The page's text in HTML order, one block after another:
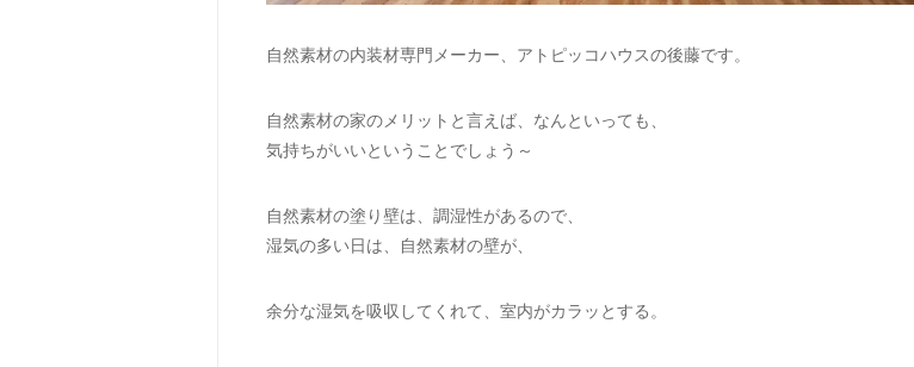
自然素材の内装材専門メーカー、アトピッコハウスの後藤です。
自然素材の家のメリットと言えば、なんといっても、
気持ちがいいということでしょう～
自然素材の塗り壁は、調湿性があるので、
湿気の多い日は、自然素材の壁が、
余分な湿気を吸収してくれて、室内がカラッとする。